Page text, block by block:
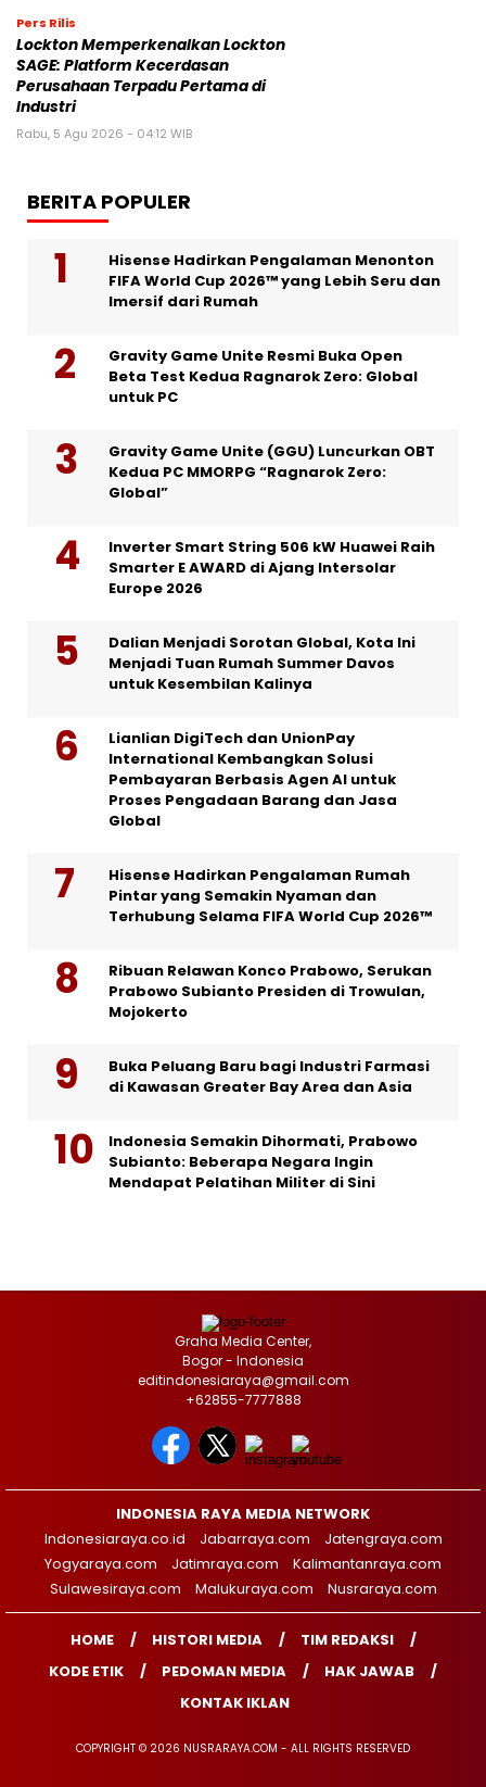
Pers Rilis
Lockton Memperkenalkan Lockton
SAGE: Platform Kecerdasan
Perusahaan Terpadu Pertama di
Industri
Rabu, 5 Agu 2026 - 04:12 WIB
BERITA POPULER
Hisense Hadirkan Pengalaman Menonton
FIFA World Cup 2026™ yang Lebih Seru dan
Imersif dari Rumah
Gravity Game Unite Resmi Buka Open
Beta Test Kedua Ragnarok Zero: Global
untuk PC
Gravity Game Unite (GGU) Luncurkan OBT
Kedua PC MMORPG “Ragnarok Zero:
Global”
Inverter Smart String 506 kW Huawei Raih
Smarter E AWARD di Ajang Intersolar
Europe 2026
Dalian Menjadi Sorotan Global, Kota Ini
Menjadi Tuan Rumah Summer Davos
untuk Kesembilan Kalinya
Lianlian DigiTech dan UnionPay
International Kembangkan Solusi
Pembayaran Berbasis Agen AI untuk
Proses Pengadaan Barang dan Jasa
Global
Hisense Hadirkan Pengalaman Rumah
Pintar yang Semakin Nyaman dan
Terhubung Selama FIFA World Cup 2026™
Ribuan Relawan Konco Prabowo, Serukan
Prabowo Subianto Presiden di Trowulan,
Mojokerto
Buka Peluang Baru bagi Industri Farmasi
di Kawasan Greater Bay Area dan Asia
Indonesia Semakin Dihormati, Prabowo
Subianto: Beberapa Negara Ingin
Mendapat Pelatihan Militer di Sini
Graha Media Center,
Bogor - Indonesia
editindonesiaraya@gmail.com
+62855-7777888
INDONESIA RAYA MEDIA NETWORK
Indonesiaraya.co.id
Jabarraya.com
Jatengraya.com
Yogyaraya.com
Jatimraya.com
Kalimantanraya.com
Sulawesiraya.com
Malukuraya.com Nusraraya.com
HOME HISTORI MEDIA
TIM REDAKSI
KODE ETIK
PEDOMAN MEDIA
HAK JAWAB
KONTAK IKLAN
COPYRIGHT © 2026 NUSRARAYA.COM - ALL RIGHTS RESERVED